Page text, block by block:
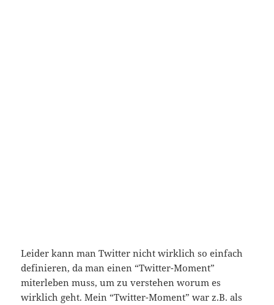
Leider kann man Twitter nicht wirklich so einfach
definieren, da man einen “Twitter-Moment”
miterleben muss, um zu verstehen worum es
wirklich geht. Mein “Twitter-Moment” war z.B. als